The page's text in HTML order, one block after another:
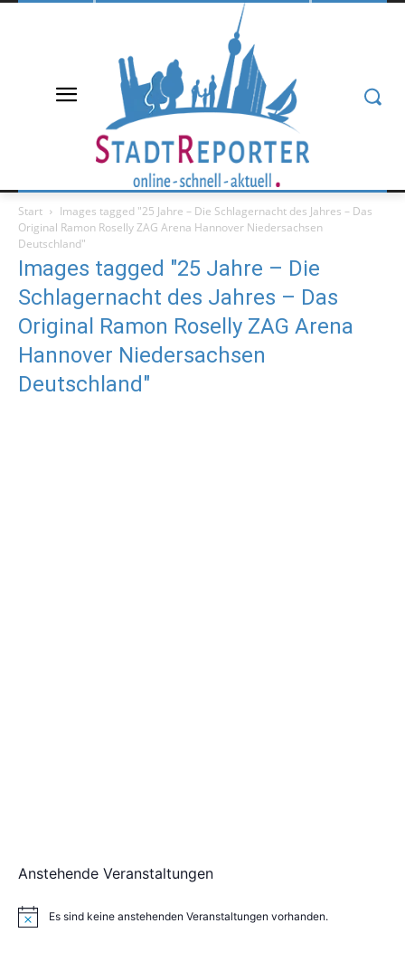
Start
Images tagged "25 Jahre – Die Schlagernacht des Jahres – Das
Original Ramon Roselly ZAG Arena Hannover Niedersachsen
Deutschland"
Images tagged "25 Jahre – Die
Schlagernacht des Jahres – Das
Original Ramon Roselly ZAG Arena
Hannover Niedersachsen
Deutschland"
Anstehende Veranstaltungen
HinweisEs sind keine anstehenden Veranstaltungen vorhanden.